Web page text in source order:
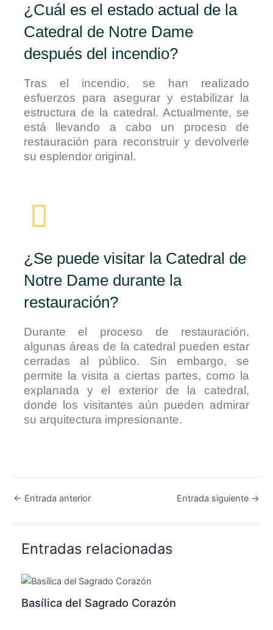
¿Cuál es el estado actual de la
Catedral de Notre Dame
después del incendio?
Tras el incendio, se han realizado
esfuerzos para asegurar y estabilizar la
estructura de la catedral. Actualmente, se
está llevando a cabo un proceso de
restauración para reconstruir y devolverle
su esplendor original.
¿Se puede visitar la Catedral de
Notre Dame durante la
restauración?
Durante el proceso de restauración,
algunas áreas de la catedral pueden estar
cerradas al público. Sin embargo, se
permite la visita a ciertas partes, como la
explanada y el exterior de la catedral,
donde los visitantes aún pueden admirar
su arquitectura impresionante.
← Entrada anterior Entrada siguiente →
Entradas relacionadas
Basílica del Sagrado Corazón